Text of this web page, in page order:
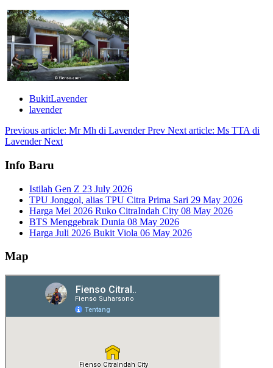
BukitLavender
lavender
Previous article: Mr Mh di LavenderPrev Next article: Ms TTA di
LavenderNext
Info Baru
Istilah Gen Z 23 July 2026
TPU Jonggol, alias TPU Citra Prima Sari 29 May 2026
Harga Mei 2026 Ruko CitraIndah City 08 May 2026
BTS Menggebrak Dunia 08 May 2026
Harga Juli 2026 Bukit Viola 06 May 2026
Map